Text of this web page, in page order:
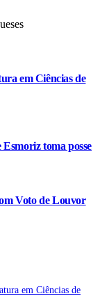
em Ciências de
toma posse
Voto de Louvor
em Ciências de